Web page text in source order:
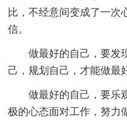
比，不经意间变成了一次
信。
做最好的自己，要发
己，规划自己，才能做最
做最好的自己，要乐
极的心态面对工作，努力